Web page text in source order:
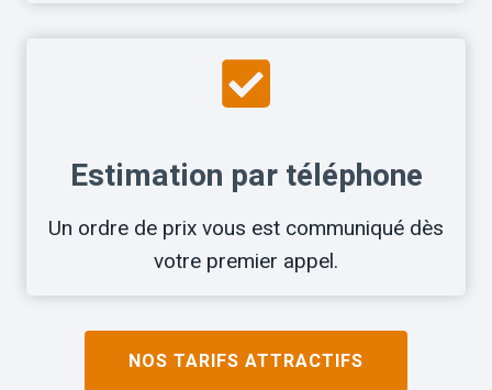
Estimation par téléphone
Un ordre de prix vous est communiqué dès
votre premier appel.
NOS TARIFS ATTRACTIFS